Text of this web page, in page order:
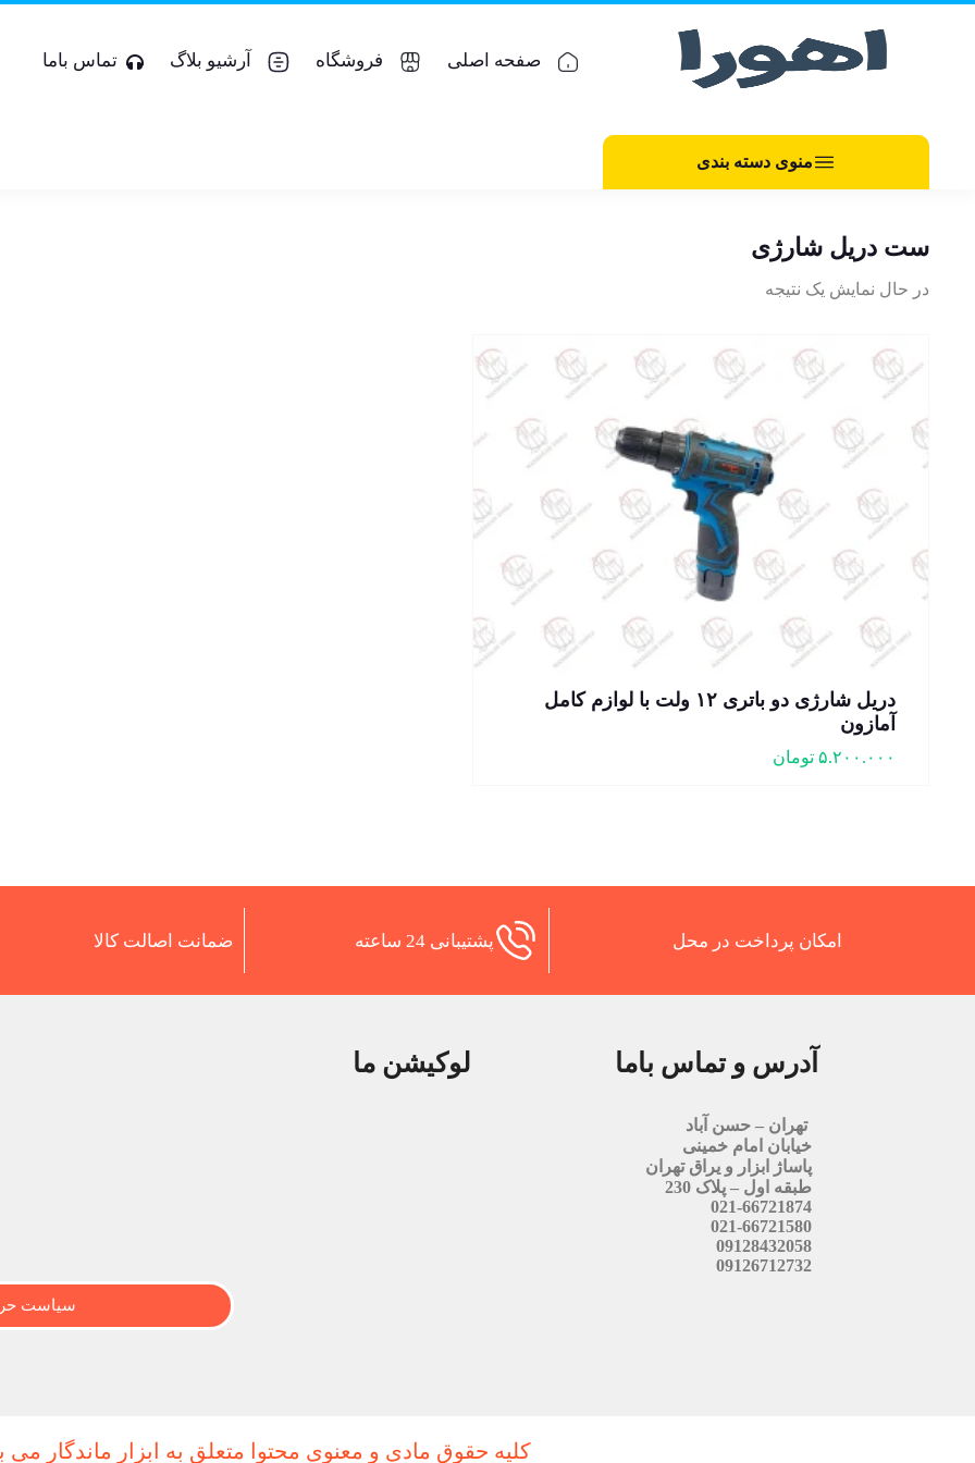
صفحه اصلی فروشگاه آرشیو بلاگ تماس باما
منوی دسته بندی
ست دریل شارژی
در حال نمایش یک نتیجه
دریل شارژی دو باتری ۱۲ ولت با لوازم کامل
آمازون
۵.۲۰۰.۰۰۰ تومان
امکان پرداخت در محل پشتیبانی 24 ساعته ضمانت اصالت کالا
آدرس و تماس باما
تهران – حسن آباد
خیابان امام خمینی
پاساژ ابزار و یراق تهران
طبقه اول – پلاک 230
021-66721874
021-66721580
09128432058
09126712732
لوکیشن ما
سیاست
کلیه حقوق مادی و معنوی محتوا متعلق به ابزار ماندگار می